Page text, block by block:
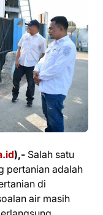
),- Salah satu
pertanian adalah
di
air masih